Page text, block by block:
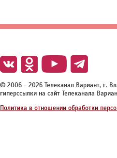
© 2006 - 2026 Телеканал Вариант, г.
гиперссылки на сайт Телеканала
Политика в отношении обработки